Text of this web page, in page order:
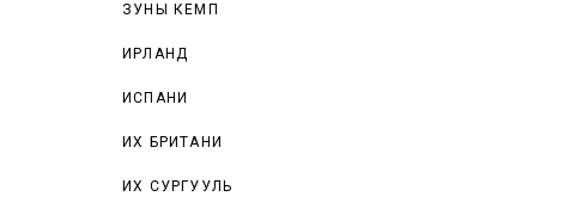
ЗУНЫ КЕМП
ИРЛАНД
ИСПАНИ
ИХ БРИТАНИ
ИХ СУРГУУЛЬ